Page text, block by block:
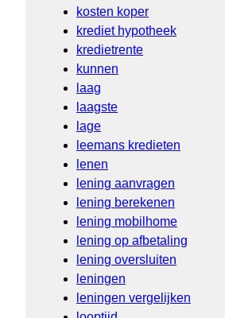
kosten koper
krediet hypotheek
kredietrente
kunnen
laag
laagste
lage
leemans kredieten
lenen
lening aanvragen
lening berekenen
lening mobilhome
lening op afbetaling
lening oversluiten
leningen
leningen vergelijken